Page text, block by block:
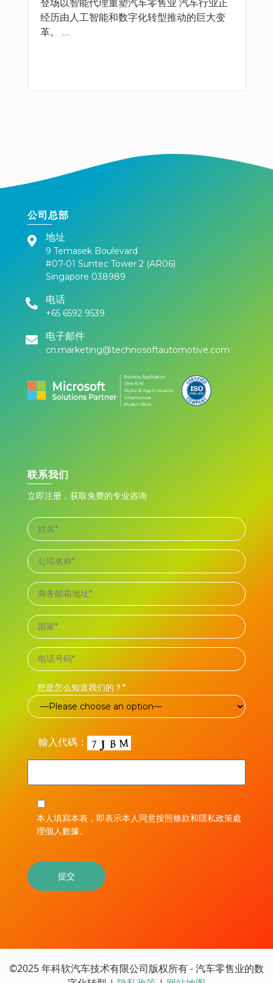
登场以智能代理重塑汽车零售业 汽车行业正
经历由人工智能和数字化转型推动的巨大变
革。 …
公司总部
地址
9 Temasek Boulevard
#07-01 Suntec Tower 2 (AR06)
Singapore 038989
电话
+65 6592 9539
电子邮件
cn.marketing@technosoftautomotive.com
联系我们
立即注册，获取免费的专业咨询
您是怎么知道我们的？*
輸入代碼：
本人填寫本表，即表示本人同意按照條款和隱私政策處
理個人數據。
©2025 年科软汽车技术有限公司版权所有 - 汽车零售业的数